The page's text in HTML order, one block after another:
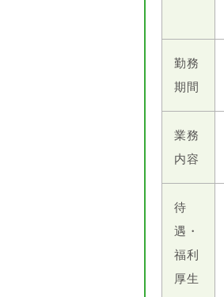
勤務
期間
業務
内容
待
遇・
福利
厚生